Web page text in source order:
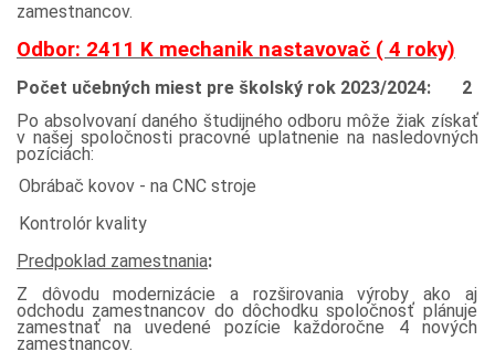
zamestnancov.
Odbor: 2411 K mechanik nastavovač ( 4 roky)
Počet učebných miest pre školský rok 2023/2024: 2
Po absolvovaní daného študijného odboru môže žiak získať
v našej spoločnosti pracovné uplatnenie na nasledovných
pozíciách:
Obrábač kovov - na CNC stroje
Kontrolór kvality
Predpoklad zamestnania:
Z dôvodu modernizácie a rozširovania výroby ako aj
odchodu zamestnancov do dôchodku spoločnosť plánuje
zamestnať na uvedené pozície každoročne 4 nových
zamestnancov.